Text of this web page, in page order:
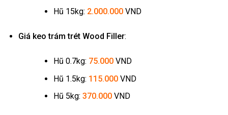
Hũ 15kg: 2.000.000VND
Giá keo trám trét Wood Filler:
Hũ 0.7kg: 75.000VND
Hũ 1.5kg: 115.000VND
Hũ 5kg: 370.000VND